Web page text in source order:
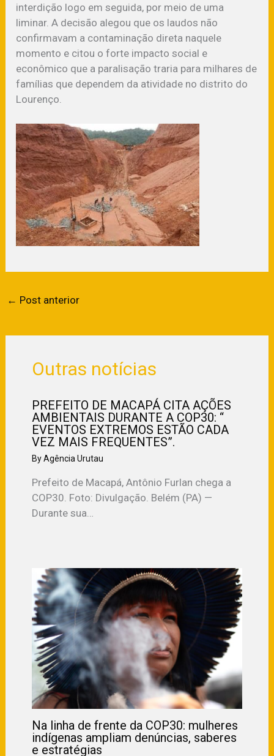
interdição logo em seguida, por meio de uma
liminar. A decisão alegou que os laudos não
confirmavam a contaminação direta naquele
momento e citou o forte impacto social e
econômico que a paralisação traria para milhares de
famílias que dependem da atividade no distrito do
Lourenço.
← Post anterior
Outras notícias
PREFEITO DE MACAPÁ CITA AÇÕES
AMBIENTAIS DURANTE A COP30: “
EVENTOS EXTREMOS ESTÃO CADA
VEZ MAIS FREQUENTES”.
ByAgência Urutau
Prefeito de Macapá, Antônio Furlan chega a
COP30. Foto: Divulgação. Belém (PA) —
Durante sua…
Na linha de frente da COP30: mulheres
indígenas ampliam denúncias, saberes
e estratégias